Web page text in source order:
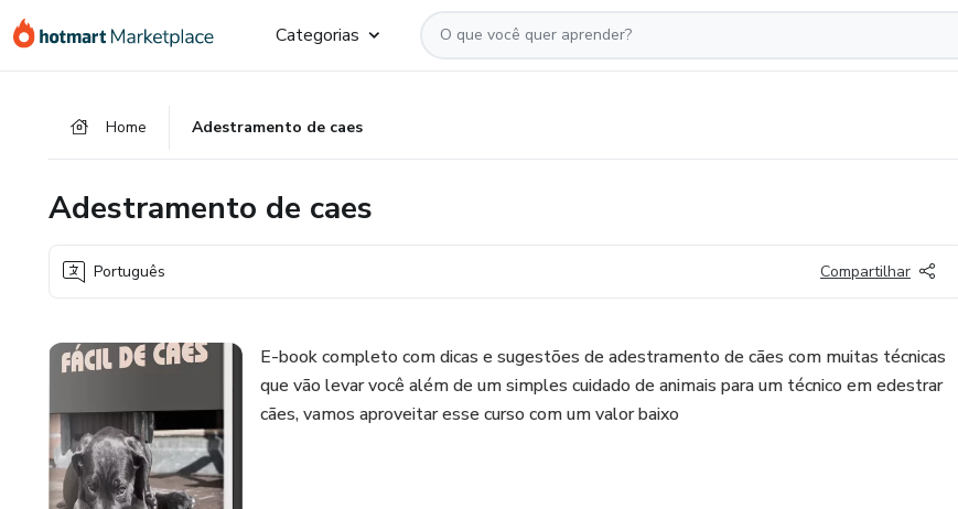
para
para
para
Categorias
Home Adestramento de caes
Adestramento de caes
Português Compartilhar
E-book completo com dicas e sugestões de adestramento de cães com muitas técnicas
que vão levar você além de um simples cuidado de animais para um técnico em edestrar
cães, vamos aproveitar esse curso com um valor baixo